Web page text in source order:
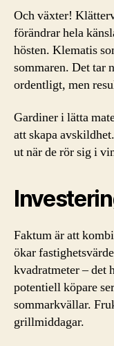
Och växter!
förändrar hela
hösten. Klematis
sommaren. Det tar
ordentligt, men
Gardiner i lätta
att skapa
ut när de rör sig i
Faktum är att
ökar
kvadratmeter – det
potentiell köpare
sommarkvällar.
grillmiddagar.